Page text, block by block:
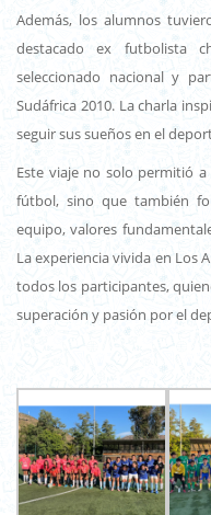
Además, los alumnos
destacado ex futbolista
seleccionado nacional y
Sudáfrica 2010. La charla
seguir sus sueños en el
Este viaje no solo permitió
fútbol, sino que también
equipo, valores
La experiencia vivida en Los
todos los participantes,
superación y pasión por el